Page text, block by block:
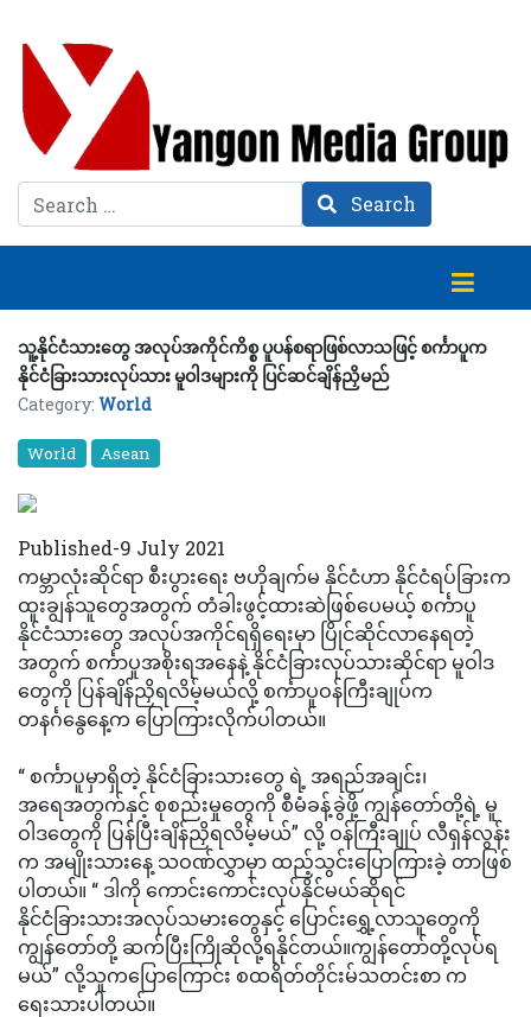
Search Search
သူ့နိုင်ငံသားတွေ အလုပ်အကိုင်ကိစ္စ ပူပန်စရာဖြစ်လာသဖြင့် စင်္ကာပူက
နိုင်ငံခြားသားလုပ်သား မူဝါဒများကို ပြင်ဆင်ချိန်ညှိမည်
Category: World
World Asean
Published-9 July 2021
ကမ္ဘာလုံးဆိုင်ရာ စီးပွားရေး ဗဟိုချက်မ နိုင်ငံဟာ နိုင်ငံရပ်ခြားက
ထူးချွန်သူတွေအတွက် တံခါးဖွင့်ထားဆဲဖြစ်ပေမယ့် စင်္ကာပူ
နိုင်ငံသားတွေ အလုပ်အကိုင်ရရှိရေးမှာ ပြိုင်ဆိုင်လာနေရတဲ့
အတွက် စင်္ကာပူအစိုးရအနေနဲ့ နိုင်ငံခြားလုပ်သားဆိုင်ရာ မူဝါဒ
တွေကို ပြန်ချိန်ညှိရလိမ့်မယ်လို့ စင်္ကာပူဝန်ကြီးချုပ်က
တနင်္ဂနွေနေ့က ပြောကြားလိုက်ပါတယ်။
“ စင်္ကာပူမှာရှိတဲ့ နိုင်ငံခြားသားတွေ ရဲ့ အရည်အချင်း၊
အရေအတွက်နှင့် စုစည်းမှုတွေကို စီမံခန့်ခွဲဖို့ ကျွန်တော်တို့ရဲ့ မူ
ဝါဒတွေကို ပြန်ပြီးချိန်ညှိရလိမ့်မယ်” လို့ ဝန်ကြီးချုပ် လီရှန်လွန်း
က အမျိုးသားနေ့ သဝဏ်လွှာမှာ ထည့်သွင်းပြောကြားခဲ့ တာဖြစ်
ပါတယ်။ “ ဒါကို ကောင်းကောင်းလုပ်နိုင်မယ်ဆိုရင်
နိုင်ငံခြားသားအလုပ်သမားတွေနှင့် ပြောင်းရွှေ့လာသူတွေကို
ကျွန်တော်တို့ ဆက်ပြီးကြိုဆိုလို့ရနိုင်တယ်။ကျွန်တော်တို့လုပ်ရ
မယ်” လို့သူကပြောကြောင်း စထရိတ်တိုင်းမ်သတင်းစာ က
ရေးသားပါတယ်။